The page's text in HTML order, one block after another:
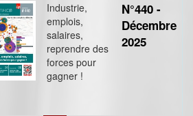
Industrie,
emplois,
salaires,
reprendre des
forces pour
gagner !
N°440 -
Décembre
2025